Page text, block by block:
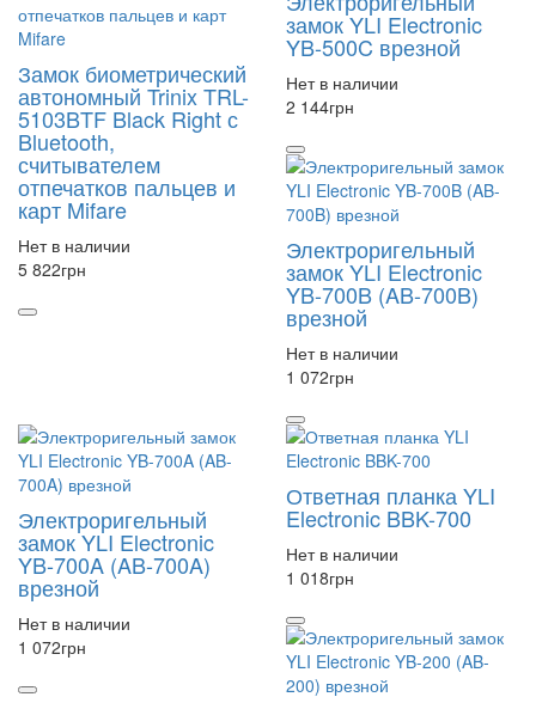
Замок биометрический
автономный Trinix TRL-
5103BTF Black Right с
Bluetooth,
считывателем
отпечатков пальцев и
карт Mifare
Нет в наличии
5 822грн
замок YLI Electronic
YB-500C врезной
Нет в наличии
2 144грн
Электроригельный
замок YLI Electronic
YB-700B (AB-700B)
врезной
Нет в наличии
1 072грн
Электроригельный
замок YLI Electronic
YB-700A (AB-700A)
врезной
Нет в наличии
1 072грн
Ответная планка YLI
Electronic BBK-700
Нет в наличии
1 018грн